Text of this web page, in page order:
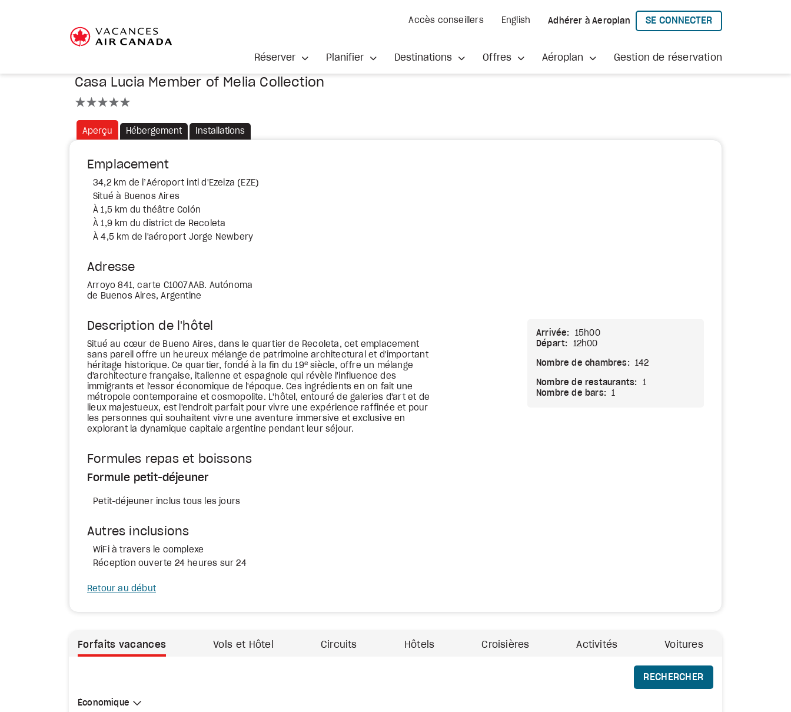
Accès conseillers English Adhérer à Aeroplan
SE CONNECTER
À AEROPLAN
Réserver Planifier Destinations Offres Aéroplan Gestion de réservation
Casa Lucia Member of Melia Collection
Aperçu Hébergement Installations
Emplacement
34,2 km de l’Aéroport intl d'Ezeiza (EZE)
Situé à Buenos Aires
À 1,5 km du théâtre Colón
À 1,9 km du district de Recoleta
À 4,5 km de l'aéroport Jorge Newbery
Adresse
Arroyo 841, carte C1007AAB. Autónoma
de Buenos Aires, Argentine
Description de l'hôtel
Situé au cœur de Bueno Aires, dans le quartier de Recoleta, cet emplacement
sans pareil offre un heureux mélange de patrimoine architectural et d'important
héritage historique. Ce quartier, fondé à la fin du 19e siècle, offre un mélange
d'architecture française, italienne et espagnole qui révèle l'influence des
immigrants et l'essor économique de l'époque. Ces ingrédients en on fait une
métropole contemporaine et cosmopolite. L'hôtel, entouré de galeries d'art et de
lieux majestueux, est l'endroit parfait pour vivre une expérience raffinée et pour
les personnes qui souhaitent vivre une aventure immersive et exclusive en
explorant la dynamique capitale argentine pendant leur séjour.
Formules repas et boissons
Formule petit-déjeuner
Petit-déjeuner inclus tous les jours
Autres inclusions
WiFi à travers le complexe
Réception ouverte 24 heures sur 24
Arrivée:
15h00
Départ:
12h00
Nombre de chambres: 142
Nombre de restaurants:
1
Nombre de bars:
1
Retour au début
Forfaits vacances Vols et Hôtel Circuits Hôtels Croisières Activités Voitures
Sélectionner une cabine
Économique
Économique
RECHERCHER